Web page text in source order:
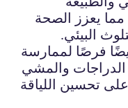
مما يعزز الصحة
البيئي.
فرصًا لممارسة
والمشي
تحسين اللياقة